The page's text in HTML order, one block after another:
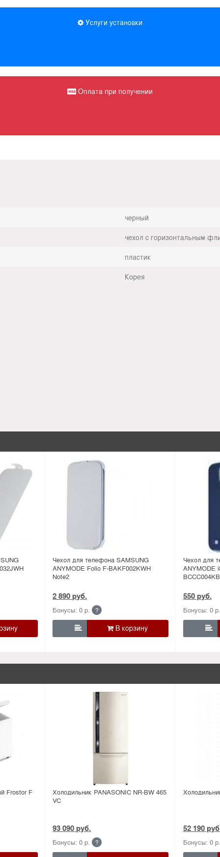
Услуги установки
Оплата при получении
черный
чехол с горизонтальным
пластик
Корея
Чехол для телефона SAMSUNG
ANYMODE Folio F-BAKF002KWH
Note2
2 890 руб.
Бонусы: 0 р. ?

Чехол для
ANYMODE
550 руб.
Бонусы: 0 р.

Frostor F
Холодильник PANASONIC NR-BW 465
VC
93 090 руб.
Бонусы: 0 р. ?
52 190
Бонусы: 0 р.